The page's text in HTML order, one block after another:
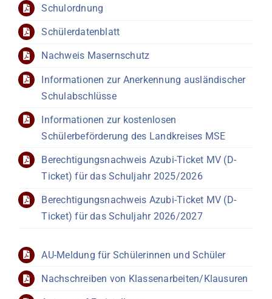
Schulordnung
Schülerdatenblatt
Nachweis Masernschutz
Informationen zur Anerkennung ausländischer
Schulabschlüsse
Informationen zur kostenlosen
Schülerbeförderung des Landkreises MSE
Berechtigungsnachweis Azubi-Ticket MV (D-
Ticket) für das Schuljahr 2025/2026
Berechtigungsnachweis Azubi-Ticket MV (D-
Ticket) für das Schuljahr 2026/2027
AU-Meldung für Schülerinnen und Schüler
Nachschreiben von Klassenarbeiten/Klausuren